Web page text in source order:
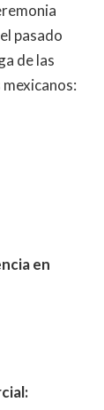
pasado
de las
en